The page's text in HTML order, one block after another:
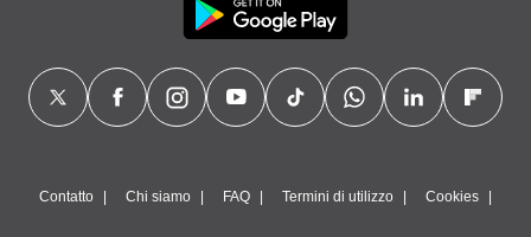
Contatto Chi siamo FAQ Termini di utilizzo Cookies